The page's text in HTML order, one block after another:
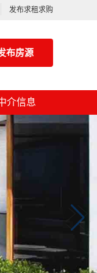
发布求租求购
布房源
介信息